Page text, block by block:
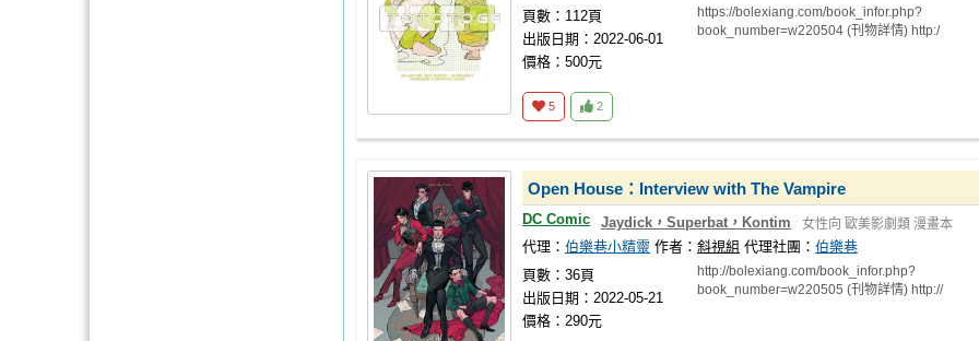
頁數：112頁
出版日期：2022-06-01
價格：500元
https://bolexiang.com/book_infor.php?
book_number=w220504 (刊物詳情) http:/
5 2
Open House：Interview with The Vampire
DC Comic Jaydick，Superbat，Kontim 女性向 歐美影劇類 漫畫本
代理： 伯樂巷小精靈 作者： 斜視組 代理社團： 伯樂巷
頁數：36頁
出版日期：2022-05-21
價格：290元
http://bolexiang.com/book_infor.php?
book_number=w220505 (刊物詳情) http://